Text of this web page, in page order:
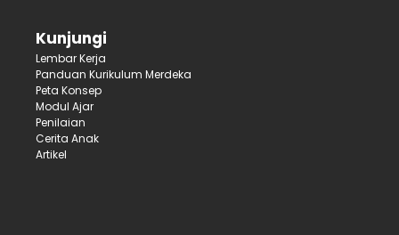
Kunjungi
Lembar Kerja
Panduan Kurikulum Merdeka
Peta Konsep
Modul Ajar
Penilaian
Cerita Anak
Artikel